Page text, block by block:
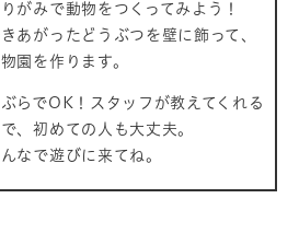
がみで動物をつくってみよう！
あがったどうぶつを壁に飾って、
園を作ります。
らでOK！スタッフが教えてくれる
、初めての人も大丈夫。
なで遊びに来てね。